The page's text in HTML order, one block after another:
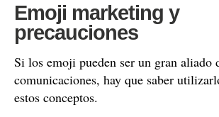
Emoji marketing y
precauciones
Si los emoji pueden ser un gran aliado
comunicaciones, hay que saber
estos conceptos.